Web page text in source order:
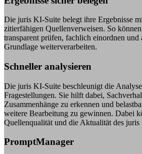
Die juris KI-Suite belegt ihre Ergebnisse
zitierfähigen Quellenverweisen. So
transparent prüfen, fachlich einordnen und
Grundlage weiterverarbeiten.
Schneller analysieren
Die juris KI-Suite beschleunigt die
Fragestellungen. Sie hilft dabei,
Zusammenhänge zu erkennen und
weitere Bearbeitung zu gewinnen. Dabei
Quellenqualität und die Aktualität des juris
PromptManager